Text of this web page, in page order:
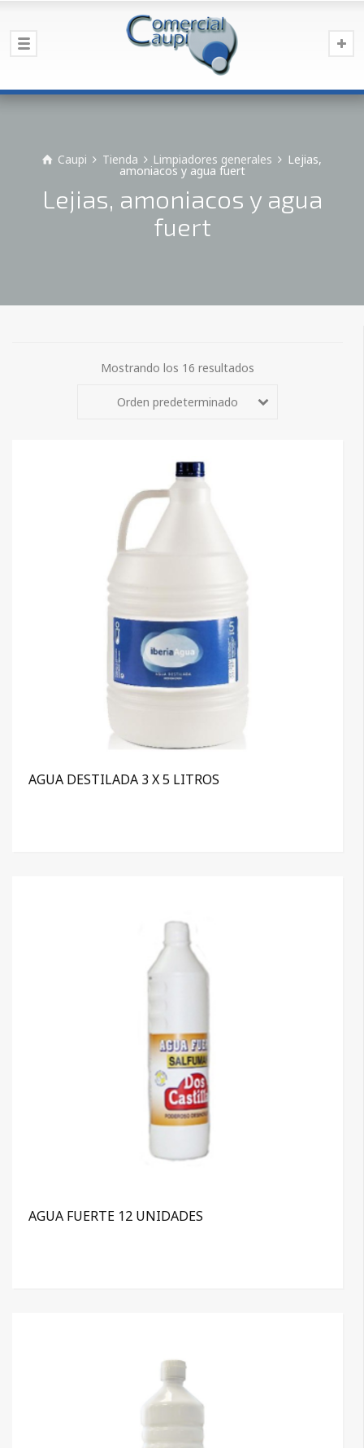
Caupi Tienda Limpiadores generales Lejias,
amoniacos y agua fuert
Lejias, amoniacos y agua
fuert
Mostrando los 16 resultados
Orden predeterminado
AGUA DESTILADA 3 X 5 LITROS
AGUA FUERTE 12 UNIDADES